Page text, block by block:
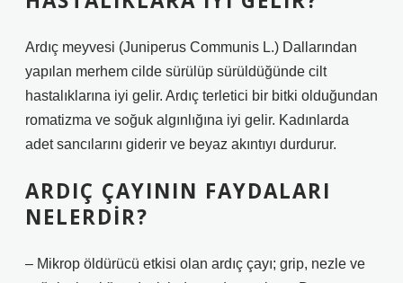
Ardıç meyvesi (Juniperus Communis L.) Dallarından
yapılan merhem cilde sürülüp sürüldüğünde cilt
hastalıklarına iyi gelir. Ardıç terletici bir bitki olduğundan
romatizma ve soğuk algınlığına iyi gelir. Kadınlarda
adet sancılarını giderir ve beyaz akıntıyı durdurur.
ARDIÇ ÇAYININ FAYDALARI
NELERDIR?
– Mikrop öldürücü etkisi olan ardıç çayı; grip, nezle ve